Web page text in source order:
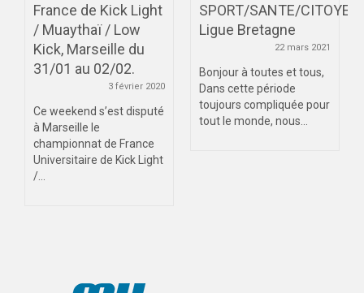
France de Kick Light
/ Muaythaï / Low
Kick, Marseille du
31/01 au 02/02.
3 février 2020
Ce weekend s’est disputé
à Marseille le
championnat de France
Universitaire de Kick Light
/...
SPORT/SANTE/
Ligue Bretagne
22 mars 2021
Bonjour à toutes et tous,
Dans cette période
toujours compliquée pour
tout le monde, nous...